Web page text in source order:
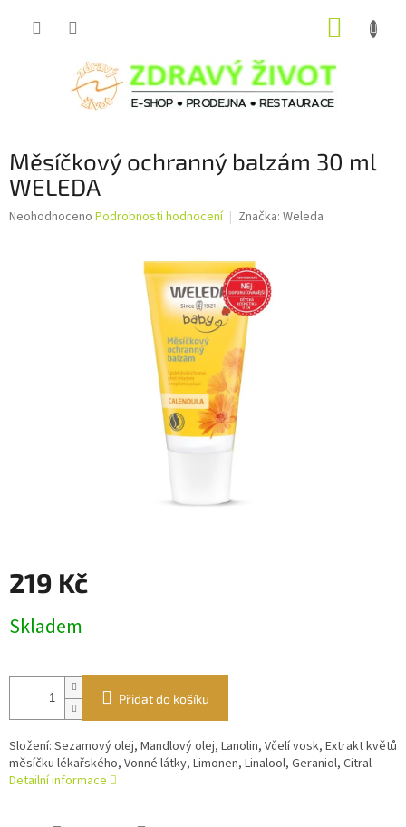
Měsíčkový ochranný balzám 30 ml
WELEDA
Průměrné
Neohodnoceno Podrobnosti hodnocení Značka: Weleda
219 Kč
cena:
Skladem
Přidat do košíku
Složení: Sezamový olej, Mandlový olej, Lanolin, Včelí vosk, Extrakt květů
měsíčku lékařského, Vonné látky, Limonen, Linalool, Geraniol, Citral
Detailní informace